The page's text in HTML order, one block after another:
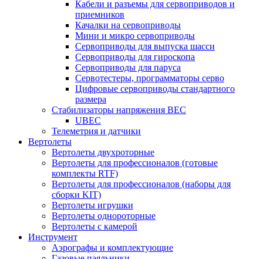
Кабели и разъемы для сервоприводов и
приемников
Качалки на сервоприводы
Мини и микро сервоприводы
Сервоприводы для выпуска шасси
Сервоприводы для гироскопа
Сервоприводы для паруса
Сервотестеры, программаторы серво
Цифровые сервоприводы стандартного
размера
Стабилизаторы напряжения BEC
UBEC
Телеметрия и датчики
Вертолеты
Вертолеты двухроторные
Вертолеты для профессионалов (готовые
комплекты RTF)
Вертолеты для профессионалов (наборы для
сборки KIT)
Вертолеты игрушки
Вертолеты однороторные
Вертолеты с камерой
Инструмент
Аэрографы и комплектующие